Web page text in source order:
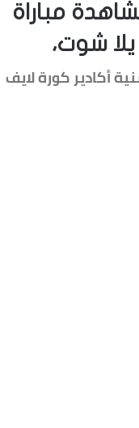
مباراة
شوت،
أكادير كورة لايف